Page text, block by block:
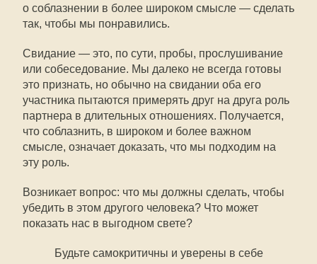
о соблазнении в более широком смысле — сделать
так, чтобы мы понравились.
Свидание — это, по сути, пробы, прослушивание
или собеседование. Мы далеко не всегда готовы
это признать, но обычно на свидании оба его
участника пытаются примерять друг на друга роль
партнера в длительных отношениях. Получается,
что соблазнить, в широком и более важном
смысле, означает доказать, что мы подходим на
эту роль.
Возникает вопрос: что мы должны сделать, чтобы
убедить в этом другого человека? Что может
показать нас в выгодном свете?
Будьте самокритичны и уверены в себе